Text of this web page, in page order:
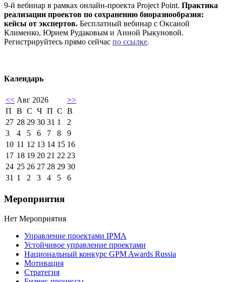
9-й вебинар в рамках онлайн-проекта Project Point. Практика
реализации проектов по сохранению биоразнообразия:
кейсы от экспертов. Бесплатный вебинар с Оксаной
Клименко, Юрием Рудаковым и Анной Рыкуновой.
Регистрируйтесь прямо сейчас по ссылке.
Календарь
<< Авг 2026
>>
П
В С Ч П С В
27 28 29 30 31 1
2
3
4 5 6 7 8
9
10 11 12 13 14 15 16
17 18 19 20 21 22 23
24 25 26 27 28 29 30
31 1 2 3 4 5 6
Мероприятия
Нет Мероприятия
Управление проектами IPMA
Устойчивое управление проектами
Национальный конкурс GPM Awards Russia
Мотивация
Стратегия